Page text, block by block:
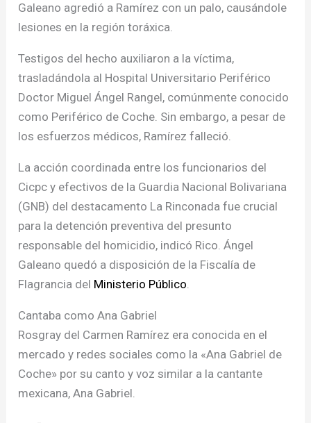
Galeano agredió a Ramírez con un palo, causándole
lesiones en la región toráxica.
Testigos del hecho auxiliaron a la víctima,
trasladándola al Hospital Universitario Periférico
Doctor Miguel Ángel Rangel, comúnmente conocido
como Periférico de Coche. Sin embargo, a pesar de
los esfuerzos médicos, Ramírez falleció.
La acción coordinada entre los funcionarios del
Cicpc y efectivos de la Guardia Nacional Bolivariana
(GNB) del destacamento La Rinconada fue crucial
para la detención preventiva del presunto
responsable del homicidio, indicó Rico. Ángel
Galeano quedó a disposición de la Fiscalía de
Flagrancia del Ministerio Público.
Cantaba como Ana Gabriel
Rosgray del Carmen Ramírez era conocida en el
mercado y redes sociales como la «Ana Gabriel de
Coche» por su canto y voz similar a la cantante
mexicana, Ana Gabriel.